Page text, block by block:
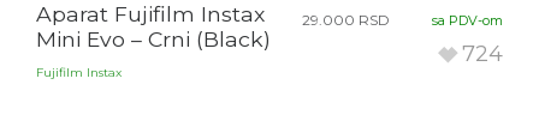
Aparat Fujifilm Instax
Mini Evo – Crni (Black)
Fujifilm Instax
29.000 RSD sa PDV-om
724